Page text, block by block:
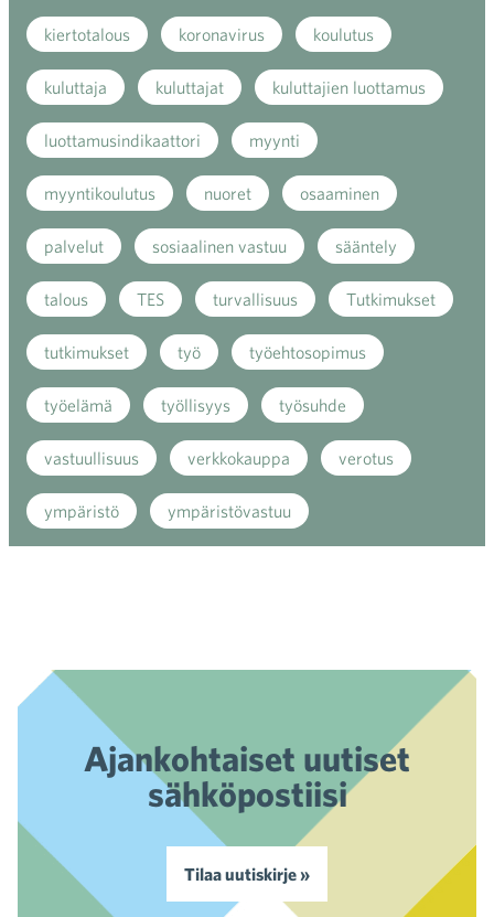
kiertotalous koronavirus koulutus
kuluttaja kuluttajat kuluttajien luottamus
luottamusindikaattori myynti
myyntikoulutus nuoret osaaminen
palvelut sosiaalinen vastuu sääntely
talous TES turvallisuus Tutkimukset
tutkimukset työ työehtosopimus
työelämä työllisyys työsuhde
vastuullisuus verkkokauppa verotus
ympäristö ympäristövastuu
Ajankohtaiset uutiset
sähköpostiisi
Tilaa uutiskirje »